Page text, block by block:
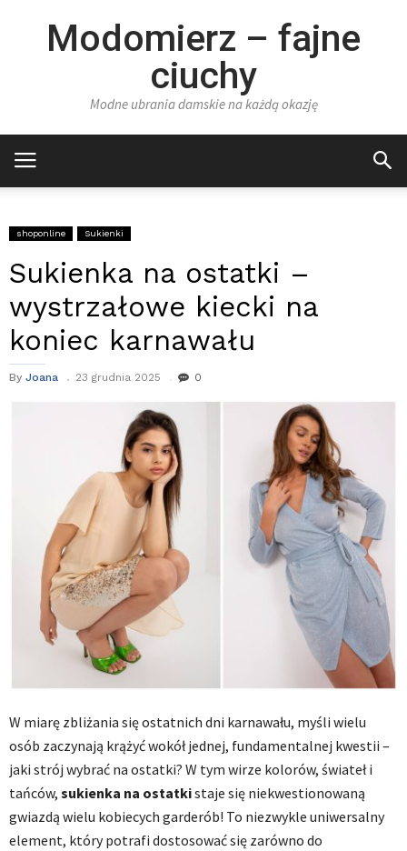
Modomierz – fajne
ciuchy
Modne ubrania damskie na każdą okazję
shoponline Sukienki
Sukienka na ostatki –
wystrzałowe kiecki na
koniec karnawału
By Joana 23 grudnia 2025 0
W miarę zbliżania się ostatnich dni karnawału, myśli wielu
osób zaczynają krążyć wokół jednej, fundamentalnej kwestii –
jaki strój wybrać na ostatki? W tym wirze kolorów, świateł i
tańców, sukienka na ostatkistaje się niekwestionowaną
gwiazdą wielu kobiecych garderób! To niezwykle uniwersalny
element, który potrafi dostosować się zarówno do